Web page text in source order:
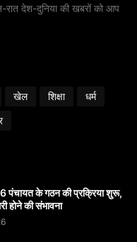
रात देश-दुनिया की खबरों को आप
खेल शिक्षा
धर्म
6 पंचायत के गठन की प्रक्रिया शुरू,
होने की संभावना